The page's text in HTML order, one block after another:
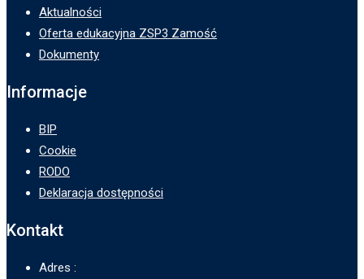
Aktualności
Oferta edukacyjna ZSP3 Zamość
Dokumenty
Informacje
BIP
Cookie
RODO
Deklaracja dostępności
Kontakt
Adres :